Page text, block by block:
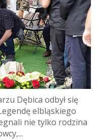
Dębica odbył się
elbląskiego
nie tylko rodzina